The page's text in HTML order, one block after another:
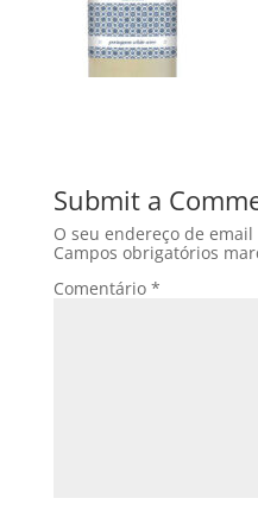
Submit a
O seu endereço de
Campos obrigatórios
Comentário *